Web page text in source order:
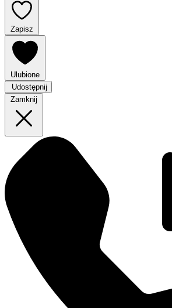
Zapisz
Ulubione
Udostępnij
Zamknij